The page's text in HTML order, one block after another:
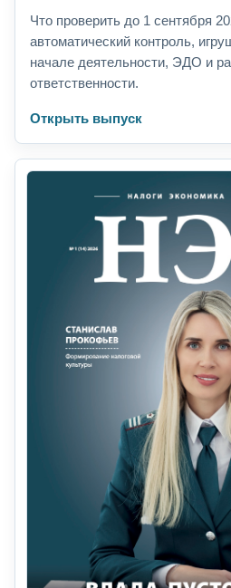
Что проверить до 1 сентября
автоматический контроль,
начале деятельности, ЭДО и
ответственности.
Открыть выпуск